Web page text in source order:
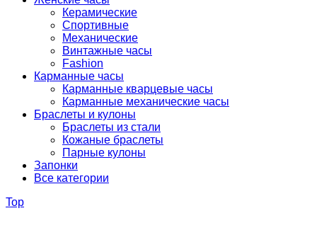
Керамические
Спортивные
Механические
Винтажные часы
Fashion
Карманные часы
Карманные кварцевые часы
Карманные механические часы
Браслеты и кулоны
Браслеты из стали
Кожаные браслеты
Парные кулоны
Запонки
Все категории
Top